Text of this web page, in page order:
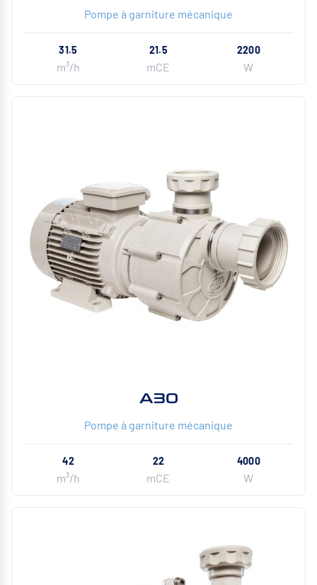
Pompe à garniture mécanique
31.5
m³/h
21.5
mCE
2200
W
A30
Pompe à garniture mécanique
42
m³/h
22
mCE
4000
W